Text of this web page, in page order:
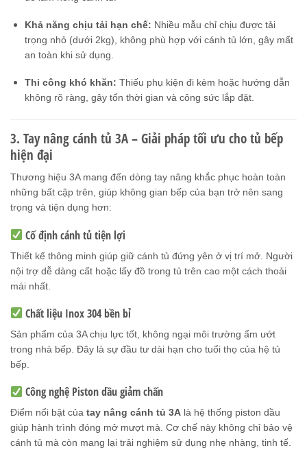
Khả năng chịu tải hạn chế: Nhiều mẫu chỉ chịu được tải
trọng nhỏ (dưới 2kg), không phù hợp với cánh tủ lớn, gây mất
an toàn khi sử dụng.
Thi công khó khăn: Thiếu phụ kiện đi kèm hoặc hướng dẫn
không rõ ràng, gây tốn thời gian và công sức lắp đặt.
3. Tay nâng cánh tủ 3A – Giải pháp tối ưu cho tủ bếp
hiện đại
Thương hiệu 3A mang đến dòng tay nâng khắc phục hoàn toàn
những bất cập trên, giúp không gian bếp của bạn trở nên sang
trọng và tiện dụng hơn:
Cố định cánh tủ tiện lợi
Thiết kế thông minh giúp giữ cánh tủ đứng yên ở vị trí mở. Người
nội trợ dễ dàng cất hoặc lấy đồ trong tủ trên cao một cách thoải
mái nhất.
Chất liệu Inox 304 bền bỉ
Sản phẩm của 3A chịu lực tốt, không ngại môi trường ẩm ướt
trong nhà bếp. Đây là sự đầu tư dài hạn cho tuổi thọ của hệ tủ
bếp.
Công nghệ Piston dầu giảm chấn
Điểm nổi bật của tay nâng cánh tủ 3A là hệ thống piston dầu
giúp hành trình đóng mở mượt mà. Cơ chế này không chỉ bảo vệ
cánh tủ mà còn mang lại trải nghiệm sử dụng nhẹ nhàng, tinh tế.